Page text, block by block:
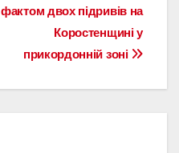
фактом двох підривів на
Коростенщині у
прикордонній зоні